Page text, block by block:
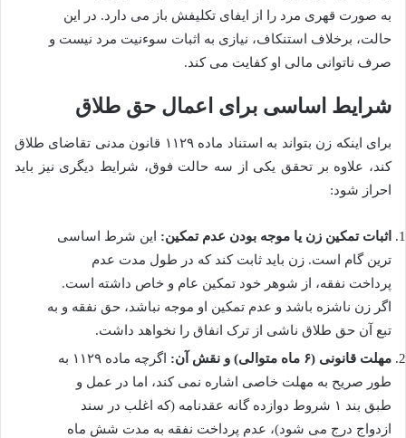
به صورت قهری مرد را از ایفای تکلیفش باز می دارد. در این
حالت، برخلاف استنکاف، نیازی به اثبات سوءنیت مرد نیست و
صرف ناتوانی مالی او کفایت می کند.
شرایط اساسی برای اعمال حق طلاق
برای اینکه زن بتواند به استناد ماده ۱۱۲۹ قانون مدنی تقاضای طلاق
کند، علاوه بر تحقق یکی از سه حالت فوق، شرایط دیگری نیز باید
احراز شود:
اثبات تمکین زن یا موجه بودن عدم تمکین: این شرط اساسی
ترین گام است. زن باید ثابت کند که در طول مدت عدم
پرداخت نفقه، از شوهر خود تمکین عام و خاص داشته است.
اگر زن ناشزه باشد و عدم تمکین او موجه نباشد، حق نفقه و به
تبع آن حق طلاق ناشی از ترک انفاق را نخواهد داشت.
مهلت قانونی (۶ ماه متوالی) و نقش آن:
اگرچه ماده ۱۱۲۹ به
طور صریح به مهلت خاصی اشاره نمی کند، اما در عمل و
طبق بند ۱ شروط دوازده گانه عقدنامه (که اغلب در سند
ازدواج درج می شود)، عدم پرداخت نفقه به مدت شش ماه